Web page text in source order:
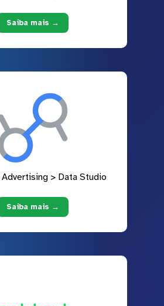
Saiba mais →
> Data Studio
Saiba mais →